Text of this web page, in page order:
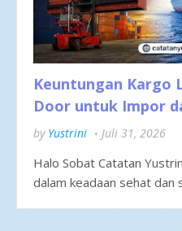
Keuntungan Kargo
Door untuk Impor
by Yustrini Juli 31, 2026
Halo Sobat Catatan
dalam keadaan sehat dan